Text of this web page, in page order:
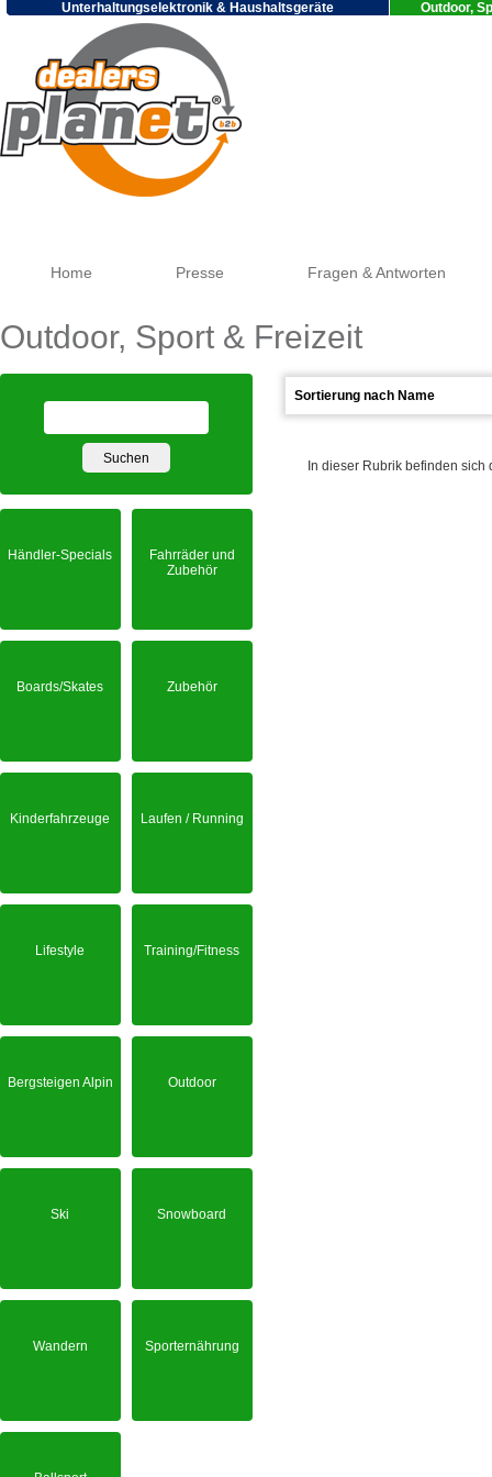
Unterhaltungselektronik & Haushaltsgeräte Outdoor,
Home Presse Fragen & Antworten
Outdoor, Sport & Freizeit
In dieser Rubrik befinden
Händler-Specials
Fahrräder und
Zubehör
Boards/Skates Zubehör
Kinderfahrzeuge Laufen / Running
Lifestyle Training/Fitness
Bergsteigen Alpin Outdoor
Ski Snowboard
Wandern Sporternährung